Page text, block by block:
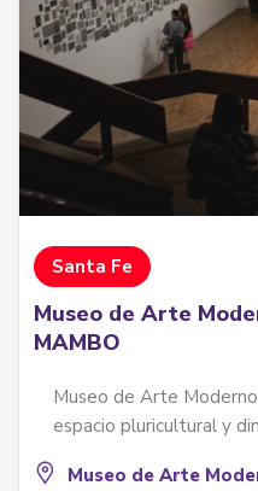
Santa Fe
Museo de Arte
MAMBO
Museo de Arte
espacio pluricultural y
Museo de Arte